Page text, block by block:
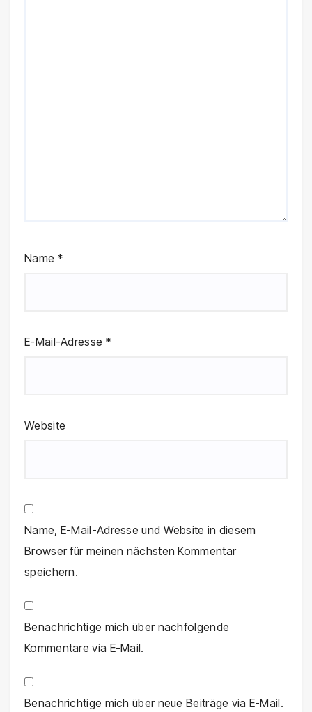
Name *
E-Mail-Adresse *
Website
Name, E-Mail-Adresse und Website in diesem
Browser für meinen nächsten Kommentar
speichern.
Benachrichtige mich über nachfolgende
Kommentare via E-Mail.
Benachrichtige mich über neue Beiträge via E-Mail.